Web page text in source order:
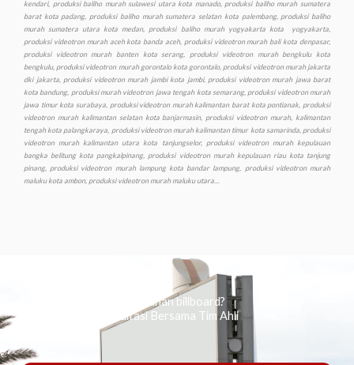
Ingin tahu tentang periklanan billboard?
Kami Berikan Konsultasi Bersama Tim Ahli